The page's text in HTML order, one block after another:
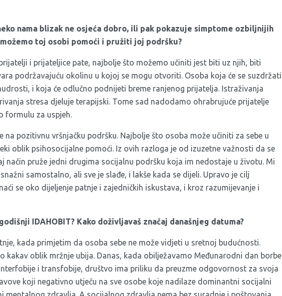
nama blizak ne osjeća dobro, ili pak pokazuje simptome ozbiljnijih
toj osobi pomoći i pružiti joj podršku?
i prijateljice pate, najbolje što možemo učiniti jest biti uz njih, biti
podržavajuću okolinu u kojoj se mogu otvoriti. Osoba koja će se suzdržati
i koja će odlučno podnijeti breme ranjenog prijatelja. Istraživanja
stresa djeluje terapijski. Tome sad nadodamo ohrabrujuće prijatelje
formulu za uspjeh.
na pozitivnu vršnjačku podršku. Najbolje što osoba može učiniti za sebe u
oblik psihosocijalne pomoći. Iz ovih razloga je od izuzetne važnosti da se
način pruže jedni drugima socijalnu podršku koja im nedostaje u životu. Mi
samostalno, ali sve je slađe, i lakše kada se dijeli. Upravo je cilj
se oko dijeljenje patnje i zajedničkih iskustava, i kroz razumijevanje i
IDAHOBIT? Kako doživljavaš značaj današnjeg datuma?
kada primjetim da osoba sebe ne može vidjeti u sretnoj budućnosti.
kakav oblik mržnje ubija. Danas, kada obilježavamo Međunarodni dan borbe
i transfobije, društvo ima priliku da preuzme odgovornost za svoja
koji negativno utječu na sve osobe koje nadilaze dominantni socijalni